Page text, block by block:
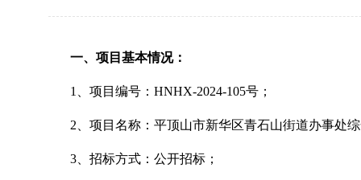
一、项目基本情况：
1、项目编号：HNHX-2024-105号；
2、项目名称：平顶山市新华区青石山街道办事处
3、招标方式：公开招标；